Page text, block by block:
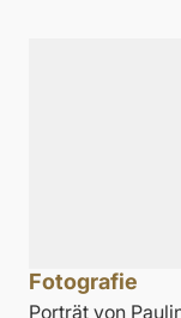
Fotografie
Porträt von